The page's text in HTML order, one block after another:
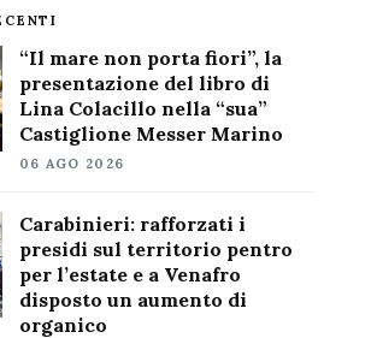
“Il mare non porta fiori”, la
presentazione del libro di
Lina Colacillo nella “sua”
Castiglione Messer Marino
06 AGO 2026
Carabinieri: rafforzati i
presidi sul territorio pentro
per l’estate e a Venafro
disposto un aumento di
organico